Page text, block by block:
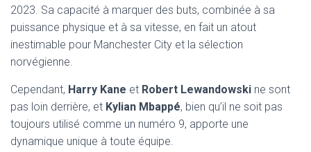
2023. Sa capacité à marquer des buts, combinée à sa
puissance physique et à sa vitesse, en fait un atout
inestimable pour Manchester City et la sélection
norvégienne.
Cependant, Harry Kane et Robert Lewandowski ne sont
pas loin derrière, et Kylian Mbappé, bien qu’il ne soit pas
toujours utilisé comme un numéro 9, apporte une
dynamique unique à toute équipe.